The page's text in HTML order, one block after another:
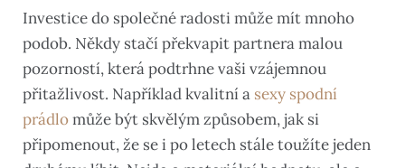
Investice do společné radosti může mít mnoho
podob. Někdy stačí překvapit partnera malou
pozorností, která podtrhne vaši vzájemnou
přitažlivost. Například kvalitní a sexy spodní
prádlomůže být skvělým způsobem, jak si
připomenout, že se i po letech stále toužíte jeden